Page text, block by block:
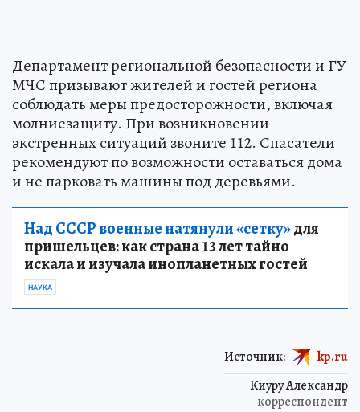
Департамент региональной безопасности и ГУ
МЧС призывают жителей и гостей региона
соблюдать меры предосторожности, включая
молниезащиту. При возникновении
экстренных ситуаций звоните 112. Спасатели
рекомендуют по возможности оставаться дома
и не парковать машины под деревьями.
Над СССР военные натянули «сетку»для
пришельцев: как страна 13 лет тайно
искала и изучала инопланетных гостей
НАУКА
Киуру Александр
корреспондент
Источник: kp.ru